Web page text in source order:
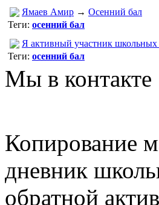
Ямаев Амир → Осенний бал
Теги: осенний бал
Я активный участник школьных
Теги: осенний бал
Мы в контакте
Копирование
дневник
обратной